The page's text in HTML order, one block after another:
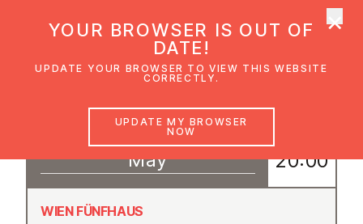
WIEN FÜNFHAUS
18
May 20:00
YOUR BROWSER IS OUT OF
DATE!
UPDATE YOUR BROWSER TO VIEW THIS WEBSITE
CORRECTLY.
UPDATE MY BROWSER
NOW
×